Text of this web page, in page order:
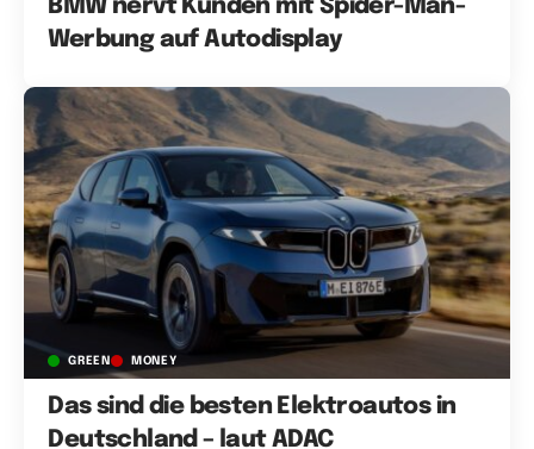
BMW nervt Kunden mit Spider-Man-
Werbung auf Autodisplay
GREEN MONEY
Das sind die besten Elektroautos in
Deutschland – laut ADAC